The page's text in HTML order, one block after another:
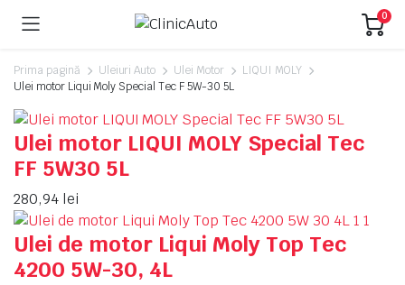
0
Prima pagină Uleiuri Auto Ulei Motor
LIQUI MOLY
Ulei motor Liqui Moly Special Tec F 5W-30 5L
Ulei motor LIQUI MOLY Special Tec
FF 5W30 5L
280,94 lei
Ulei de motor Liqui Moly Top Tec
4200 5W-30, 4L